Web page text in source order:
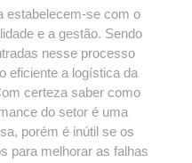
estabelecem-se com o
e a gestão. Sendo
nesse processo
eficiente a logística da
certeza saber como
do setor é uma
porém é inútil se os
para melhorar as falhas